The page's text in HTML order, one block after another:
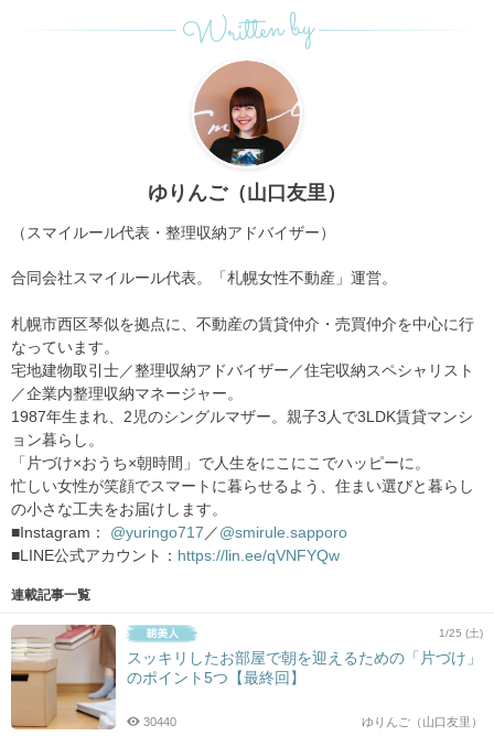
Written by
ゆりんご（山口友里）
（スマイルール代表・整理収納アドバイザー）
合同会社スマイルール代表。「札幌女性不動産」運営。
札幌市西区琴似を拠点に、不動産の賃貸仲介・売買仲介を中心に行
なっています。
宅地建物取引士／整理収納アドバイザー／住宅収納スペシャリスト
／企業内整理収納マネージャー。
1987年生まれ、2児のシングルマザー。親子3人で3LDK賃貸マンシ
ョン暮らし。
「片づけ×おうち×朝時間」で人生をにこにこでハッピーに。
忙しい女性が笑顔でスマートに暮らせるよう、住まい選びと暮らし
の小さな工夫をお届けします。
■Instagram： @yuringo717 ／ @smirule.sapporo
■LINE公式アカウント： https://lin.ee/qVNFYQw
連載記事一覧
1/25 (土)
スッキリしたお部屋で朝を迎えるための「片づけ」
のポイント5つ【最終回】
ゆりんご（山口友里）
30440